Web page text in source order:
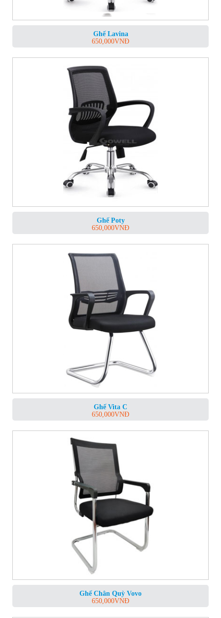
Ghế Lavina
650,000VNĐ
Ghế Poty
650,000VNĐ
Ghế Vita C
650,000VNĐ
Ghế Chân Quỳ Vovo
650,000VNĐ